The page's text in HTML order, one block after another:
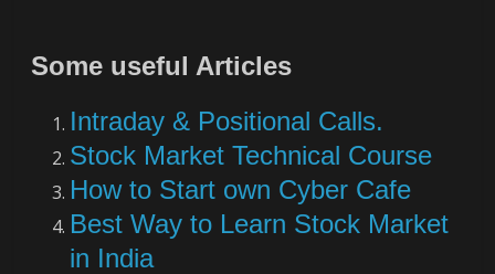
Some useful Articles
Intraday & Positional Calls.
Stock Market Technical Course
How to Start own Cyber Cafe
Best Way to Learn Stock Market
in India